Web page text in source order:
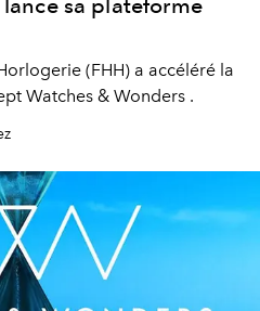
sa plateforme
(FHH) a accéléré la
Watches & Wonders .